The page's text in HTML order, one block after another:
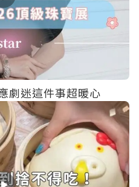
劇迷這件事超暖心